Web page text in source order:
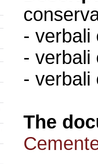
- verbali
- verbali
- verbali
The